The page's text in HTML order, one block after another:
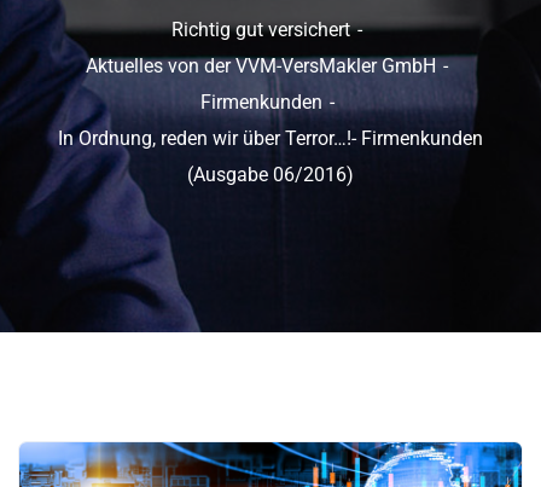
Richtig gut versichert
Aktuelles von der VVM-VersMakler GmbH
Firmenkunden
In Ordnung, reden wir über Terror…!- Firmenkunden
(Ausgabe 06/2016)